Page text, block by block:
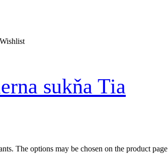
sukňa Tia
The options may be chosen on the product page